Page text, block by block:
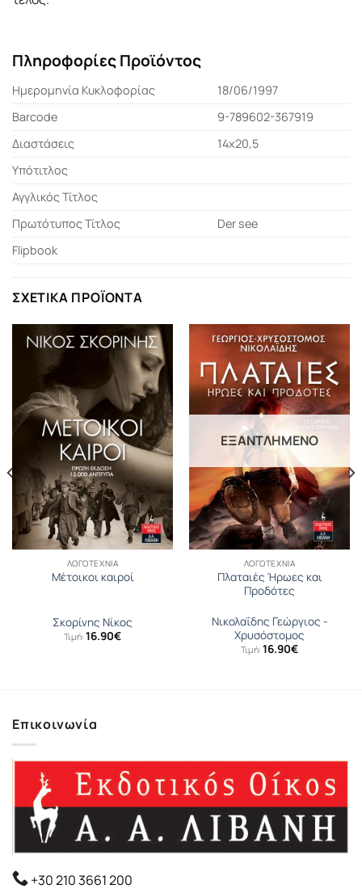
Πληροφορίες Προϊόντος
Ημερομηνία Κυκλοφορίας
18/06/1997
Barcode
9-789602-367919
Διαστάσεις
14x20,5
Υπότιτλος
Αγγλικός Τίτλος
Πρωτότυπος Τίτλος
Der see
Flipbook
ΣΧΕΤΙΚΆ ΠΡΟΪΌΝΤΑ
ΛΟΓΟΤΕΧΝΊΑ
Μέτοικοι καιροί
Σκορίνης Νίκος
Τιμή: 16.90€
ΕΞΑΝΤΛΗΜΈΝΟ
ΛΟΓΟΤΕΧΝΊΑ
Πλαταιές Ήρωες και
Προδότες
Νικολαΐδης Γεώργιος -
Χρυσόστομος
Τιμή: 16.90€
Επικοινωνία
+30 210 3661 200